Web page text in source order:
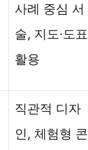
사례 중심 서
술, 지도·도표
활용
직관적 디자
인, 체험형 콘